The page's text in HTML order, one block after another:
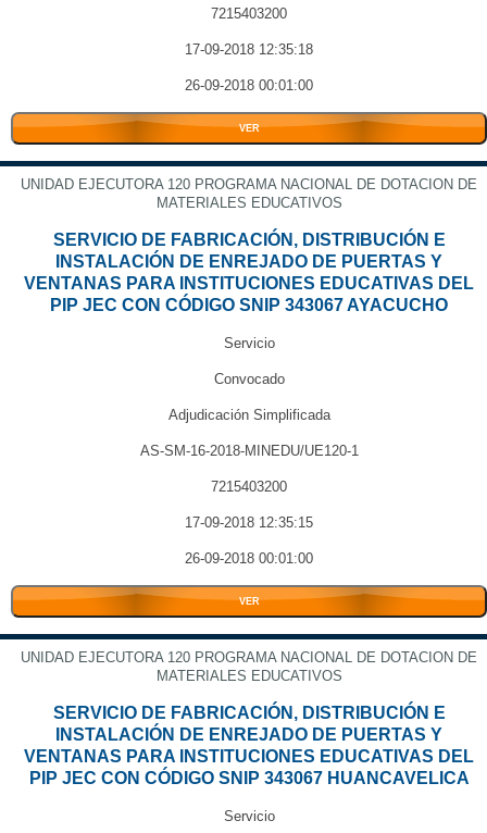
7215403200
17-09-2018 12:35:18
26-09-2018 00:01:00
VER
UNIDAD EJECUTORA 120 PROGRAMA NACIONAL DE DOTACION DE
MATERIALES EDUCATIVOS
SERVICIO DE FABRICACIÓN, DISTRIBUCIÓN E
INSTALACIÓN DE ENREJADO DE PUERTAS Y
VENTANAS PARA INSTITUCIONES EDUCATIVAS DEL
PIP JEC CON CÓDIGO SNIP 343067 AYACUCHO
Servicio
Convocado
Adjudicación Simplificada
AS-SM-16-2018-MINEDU/UE120-1
7215403200
17-09-2018 12:35:15
26-09-2018 00:01:00
VER
UNIDAD EJECUTORA 120 PROGRAMA NACIONAL DE DOTACION DE
MATERIALES EDUCATIVOS
SERVICIO DE FABRICACIÓN, DISTRIBUCIÓN E
INSTALACIÓN DE ENREJADO DE PUERTAS Y
VENTANAS PARA INSTITUCIONES EDUCATIVAS DEL
PIP JEC CON CÓDIGO SNIP 343067 HUANCAVELICA
Servicio